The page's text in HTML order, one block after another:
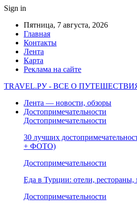
Sign in
Пятница, 7 августа, 2026
Главная
Контакты
Лента
Карта
Реклама на сайте
TRAVEL.РУ - ВСЕ О
Лента — новости, обзоры
Достопримечательности
Достопримечательности
30 лучших
+ ФОТО)
Достопримечательности
Еда в Турции: отели, рестораны,
Достопримечательности